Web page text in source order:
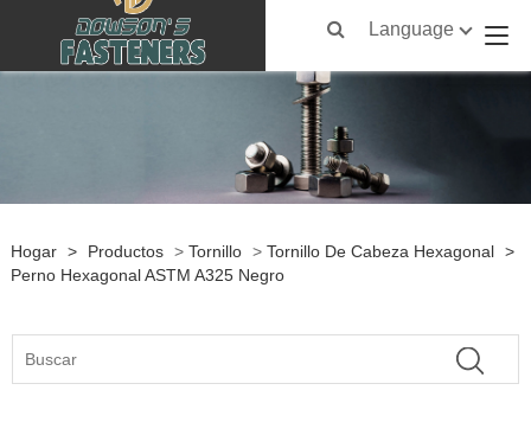
Language
Hogar > Productos > Tornillo > Tornillo De Cabeza Hexagonal >
Perno Hexagonal ASTM A325 Negro